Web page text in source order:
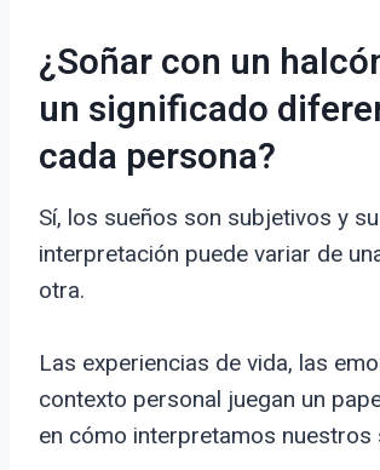
¿Soñar con un
un significado
cada persona?
Sí, los sueños son subjetivos y su
interpretación puede variar de
otra.
Las experiencias de vida, las
contexto personal juegan un
en cómo interpretamos nuestros